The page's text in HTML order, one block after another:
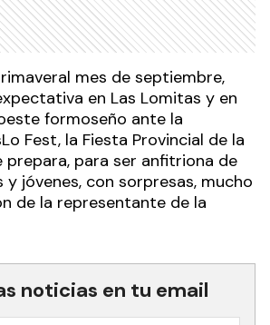
mes de septiembre,
en Las Lomitas y en
formoseño ante la
Fest, la Fiesta Provincial de la
prepara, para ser anfitriona de
jóvenes, con sorpresas, mucho
de la representante de la
noticias en tu email